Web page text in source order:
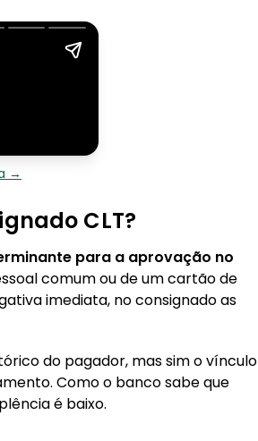
→
CLT?
para a aprovação no
comum ou de um cartão de
imediata, no consignado as
do pagador, mas sim o vínculo
Como o banco sabe que
é baixo.